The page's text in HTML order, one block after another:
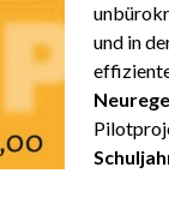
und in